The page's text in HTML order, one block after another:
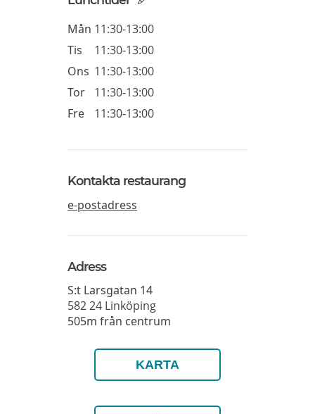
Mån 11:30-13:00
Tis
11:30-13:00
Ons 11:30-13:00
Tor
11:30-13:00
Fre
11:30-13:00
Kontakta restaurang
e-postadress
Adress
S:t Larsgatan 14
582 24 Linköping
505m från centrum
KARTA